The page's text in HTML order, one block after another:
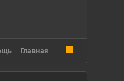
Главная
S